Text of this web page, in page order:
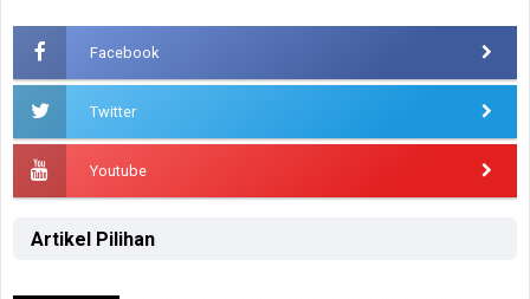
Facebook
Twitter
Youtube
Artikel Pilihan